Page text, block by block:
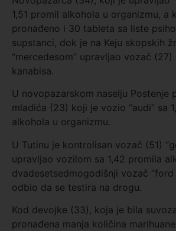
1,51 promil alkohola u organizmu, a
pronađeno i 30 tableta sa liste
supstanci, dok je na Keju skopskih
“mercedesom” upravljao vozač
kanabisa.
U novopazarskom naselju Postenje
mladića (23) koji je vozio “audi” sa
alkohola u organizmu.
U Tutinu je kontrolisan vozač (51)
upravljao vozilom sa 1,42 promila
dvadesetsedmogodišnji vozač “ford
odbio da se testira na drogu.
Kod devojke (33), koja je bila
pronađena manja količina